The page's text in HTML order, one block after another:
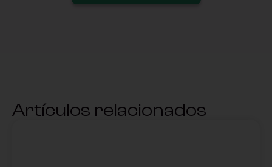
Artículos relacionados